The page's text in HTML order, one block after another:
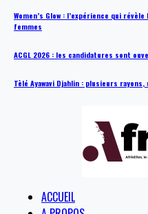
Women’s Glow : l’expérience qui
femmes
ACGL 2026 : les candidatures sont
Tèlé Ayawavi Djahlin : plusieurs
ACCUEIL